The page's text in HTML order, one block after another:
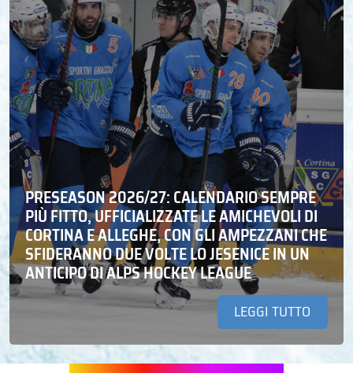
PRESEASON 2026/27: CALENDARIO SEMPRE
PIÙ FITTO, UFFICIALIZZATE LE AMICHEVOLI DI
CORTINA E ALLEGHE, CON GLI AMPEZZANI CHE
SFIDERANNO DUE VOLTE LO JESENICE IN UN
ANTICIPO DI ALPS HOCKEY LEAGUE
LEGGI TUTTO